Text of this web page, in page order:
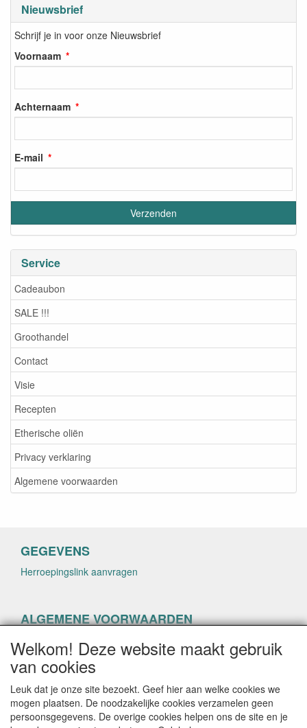
Nieuwsbrief
Schrijf je in voor onze Nieuwsbrief
Voornaam
Achternaam
E-mail
Service
Cadeaubon
SALE !!!
Groothandel
Contact
Visie
Recepten
Etherische oliën
Privacy verklaring
Algemene voorwaarden
GEGEVENS
Herroepingslink aanvragen
ALGEMENE VOORWAARDEN
Herroepingslink aanvragen
Welkom! Deze website maakt gebruik
van cookies
Leuk dat je onze site bezoekt. Geef hier aan welke cookies we
mogen plaatsen. De noodzakelijke cookies verzamelen geen
persoonsgegevens. De overige cookies helpen ons de site en je